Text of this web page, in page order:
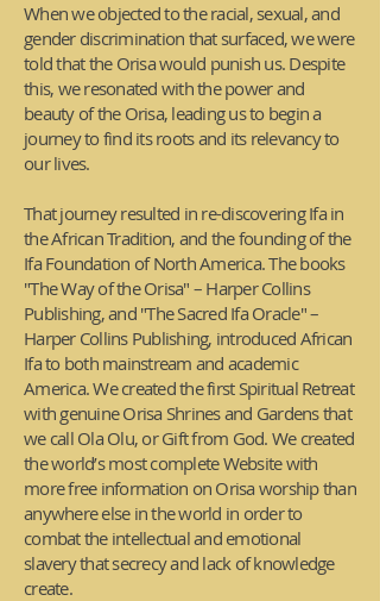
When we objected to the racial, sexual, and
gender discrimination that surfaced, we were
told that the Orisa would punish us. Despite
this, we resonated with the power and
beauty of the Orisa, leading us to begin a
journey to find its roots and its relevancy to
our lives.
That journey resulted in re-discovering Ifa in
the African Tradition, and the founding of the
Ifa Foundation of North America. The books
"The Way of the Orisa" – Harper Collins
Publishing, and "The Sacred Ifa Oracle" –
Harper Collins Publishing, introduced African
Ifa to both mainstream and academic
America. We created the first Spiritual Retreat
with genuine Orisa Shrines and Gardens that
we call Ola Olu, or Gift from God. We created
the world’s most complete Website with
more free information on Orisa worship than
anywhere else in the world in order to
combat the intellectual and emotional
slavery that secrecy and lack of knowledge
create.